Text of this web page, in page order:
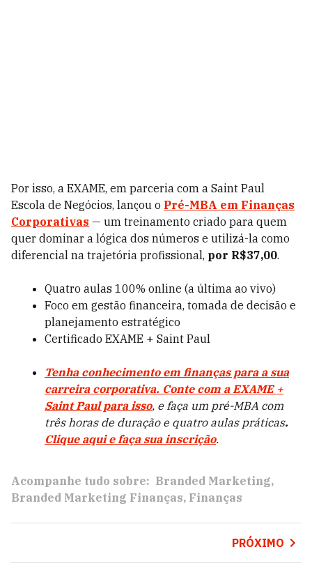
Por isso, a EXAME, em parceria com a Saint Paul
Escola de Negócios, lançou o Pré-MBA em Finanças
Corporativas — um treinamento criado para quem
quer dominar a lógica dos números e utilizá-la como
diferencial na trajetória profissional, por R$37,00.
Quatro aulas 100% online (a última ao vivo)
Foco em gestão financeira, tomada de decisão e
planejamento estratégico
Certificado EXAME + Saint Paul
Tenha conhecimento em finanças para a sua
carreira corporativa. Conte com a EXAME +
Saint Paul para isso, e faça um pré-MBA com
três horas de duração e quatro aulas práticas.
Clique aqui e faça sua inscrição.
Acompanhe tudo sobre: Branded Marketing
Branded Marketing Finanças Finanças
PRÓXIMO